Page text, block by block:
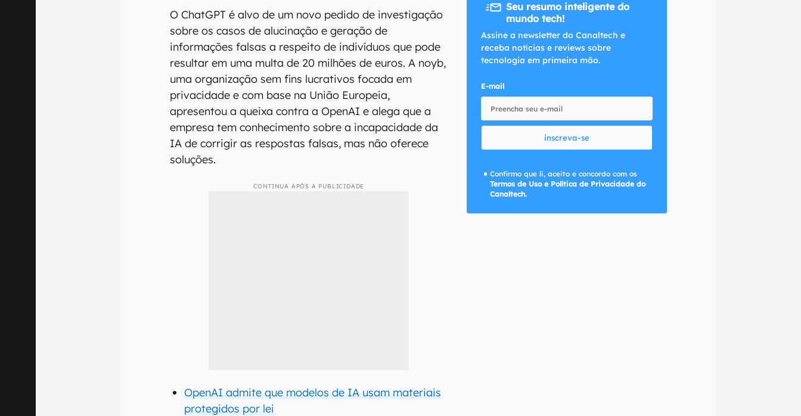
O ChatGPT é alvo de um novo pedido de investigação
sobre os casos de alucinação e geração de
informações falsas a respeito de indivíduos que pode
resultar em uma multa de 20 milhões de euros. A noyb,
uma organização sem fins lucrativos focada em
privacidade e com base na União Europeia,
apresentou a queixa contra a OpenAI e alega que a
empresa tem conhecimento sobre a incapacidade da
IA de corrigir as respostas falsas, mas não oferece
soluções.
CONTINUA APÓS A PUBLICIDADE
OpenAI admite que modelos de IA usam materiais
protegidos por lei
Seu resumo inteligente do
mundo tech!
Assine a newsletter do Canaltech e
receba notícias e reviews sobre
tecnologia em primeira mão.
E-mail
inscreva-se
Confirmo que li, aceito e concordo com os
Termos de Uso e Política de Privacidade do
Canaltech.